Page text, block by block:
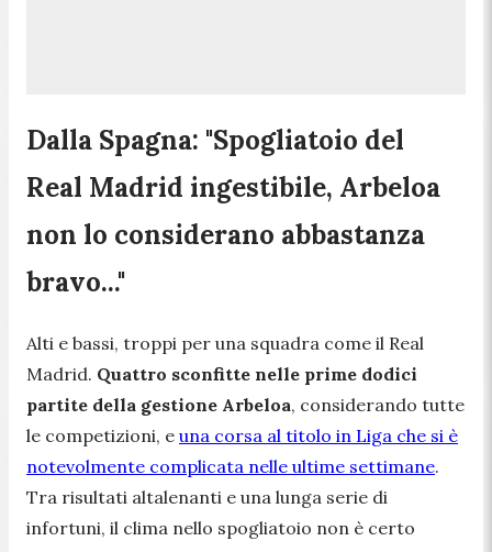
Dalla Spagna: "Spogliatoio del
Real Madrid ingestibile, Arbeloa
non lo considerano abbastanza
bravo..."
Alti e bassi, troppi per una squadra come il Real
Madrid. Quattro sconfitte nelle prime dodici
partite della gestione Arbeloa, considerando tutte
le competizioni, e una corsa al titolo in Liga che si è
notevolmente complicata nelle ultime settimane.
Tra risultati altalenanti e una lunga serie di
infortuni, il clima nello spogliatoio non è certo